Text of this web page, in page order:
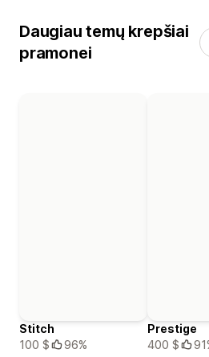
Daugiau temų krepšiai
pramonei
Stitch
100 $
96%
Prestige
400 $